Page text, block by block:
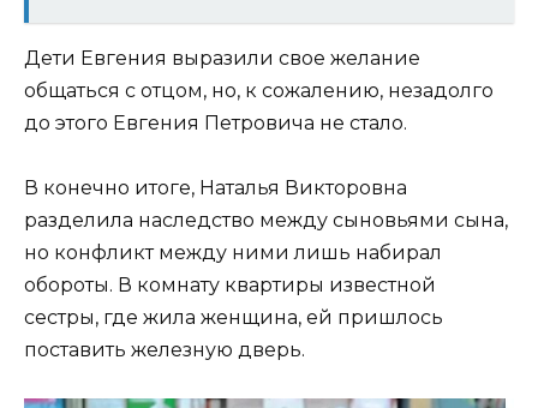
Дети Евгения выразили свое желание
общаться с отцом, но, к сожалению, незадолго
до этого Евгения Петровича не стало.
В конечно итоге, Наталья Викторовна
разделила наследство между сыновьями сына,
но конфликт между ними лишь набирал
обороты. В комнату квартиры известной
сестры, где жила женщина, ей пришлось
поставить железную дверь.